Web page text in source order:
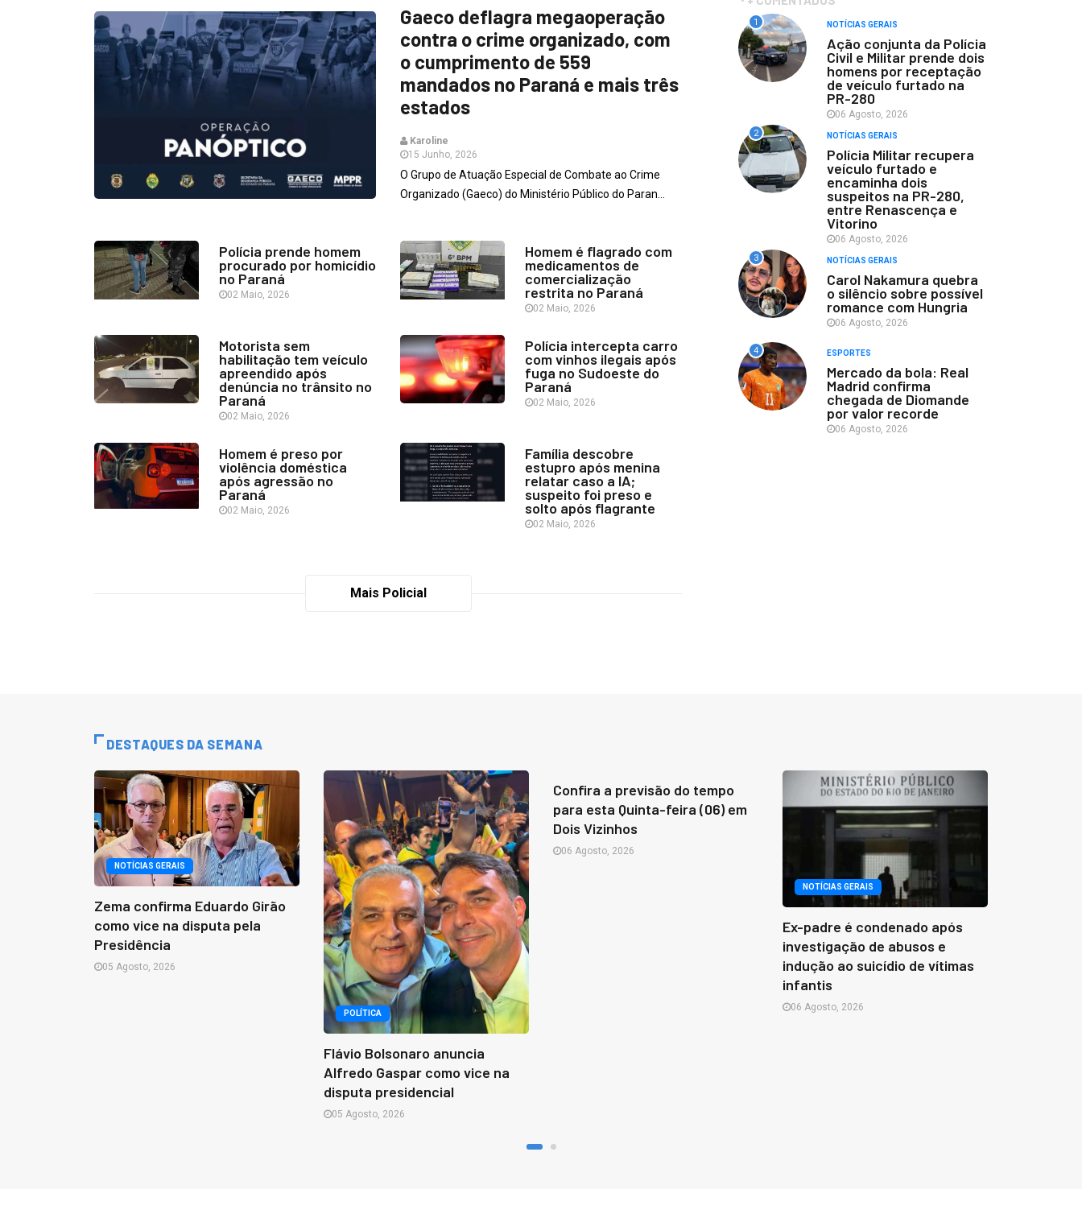
Gaeco deflagra megaoperação
contra o crime organizado, com
o cumprimento de 559
mandados no Paraná e mais três
estados
Karoline
15 Junho, 2026
O Grupo de Atuação Especial de Combate ao Crime
Organizado (Gaeco) do Ministério Público do Paran...
Polícia prende homem
procurado por homicídio
no Paraná
02 Maio, 2026
Homem é flagrado com
medicamentos de
comercialização
restrita no Paraná
02 Maio, 2026
Motorista sem
habilitação tem veículo
apreendido após
denúncia no trânsito no
Paraná
02 Maio, 2026
Polícia intercepta carro
com vinhos ilegais após
fuga no Sudoeste do
Paraná
02 Maio, 2026
Homem é preso por
violência doméstica
após agressão no
Paraná
02 Maio, 2026
Família descobre
estupro após menina
relatar caso a IA;
suspeito foi preso e
solto após flagrante
02 Maio, 2026
Mais Policial
1 NOTÍCIAS GERAIS
Ação conjunta da Polícia
Civil e Militar prende dois
homens por receptação
de veículo furtado na
PR-280
06 Agosto, 2026
2 NOTÍCIAS GERAIS
Polícia Militar recupera
veículo furtado e
encaminha dois
suspeitos na PR-280,
entre Renascença e
Vitorino
06 Agosto, 2026
3 NOTÍCIAS GERAIS
Carol Nakamura quebra
o silêncio sobre possível
romance com Hungria
06 Agosto, 2026
4 ESPORTES
Mercado da bola: Real
Madrid confirma
chegada de Diomande
por valor recorde
06 Agosto, 2026
DESTAQUES DA SEMANA
NOTÍCIAS GERAIS
Zema confirma Eduardo Girão
como vice na disputa pela
Presidência
05 Agosto, 2026
POLÍTICA
Flávio Bolsonaro anuncia
Alfredo Gaspar como vice na
disputa presidencial
05 Agosto, 2026
Confira a previsão do tempo
para esta Quinta-feira (06) em
Dois Vizinhos
06 Agosto, 2026
NOTÍCIAS GERAIS
Ex-padre é condenado após
investigação de abusos e
indução ao suicídio de vítimas
infantis
06 Agosto, 2026